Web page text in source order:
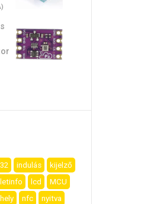
indulás
kijelző
lcd
MCU
nfc
nyitva